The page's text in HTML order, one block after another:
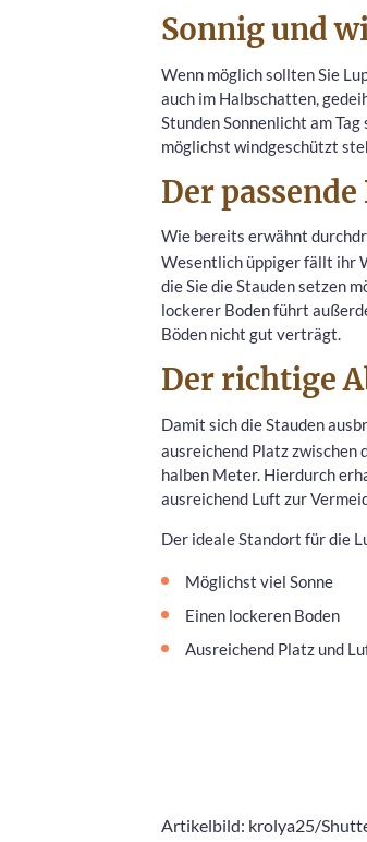
Sonnig und
Wenn möglich sollten Sie
auch im Halbschatten,
Stunden Sonnenlicht am
möglichst windgeschützt
Der passende
Wie bereits erwähnt
Wesentlich üppiger fällt ihr
die Sie die Stauden setzen
lockerer Boden führt
Böden nicht gut verträgt.
Der richtige
Damit sich die Stauden
ausreichend Platz zwischen
halben Meter. Hierdurch
ausreichend Luft zur
Der ideale Standort für die
Möglichst viel Sonne
Einen lockeren Boden
Ausreichend Platz und
Artikelbild: krolya25/